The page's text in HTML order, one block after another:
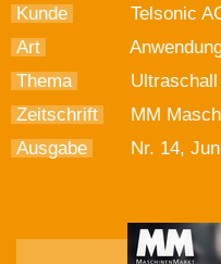
Kunde
Telsonic
Art
Thema
Ultraschall
Zeitschrift
MM
Ausgabe
Nr. 14,